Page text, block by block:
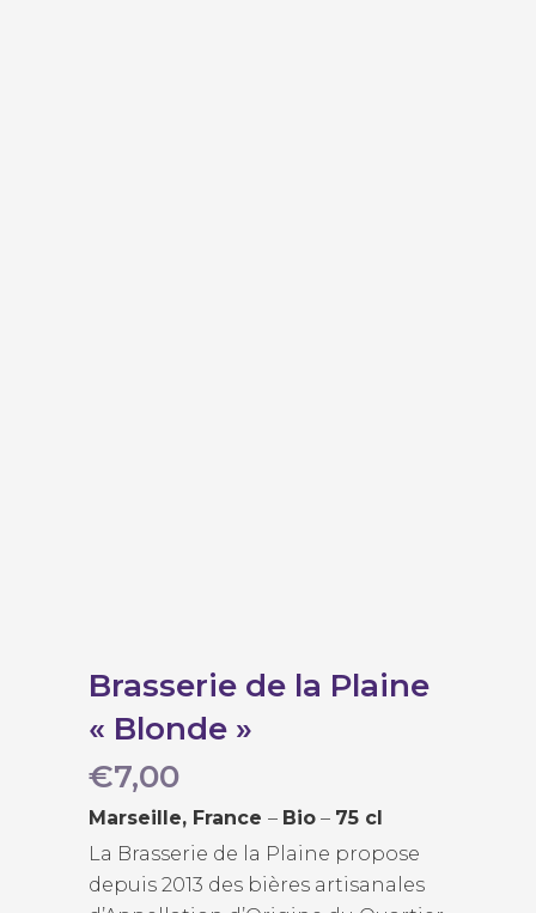
Brasserie de la Plaine
« Blonde »
€7,00
Marseille, France – Bio – 75 cl
La Brasserie de la Plaine propose
depuis 2013 des bières artisanales